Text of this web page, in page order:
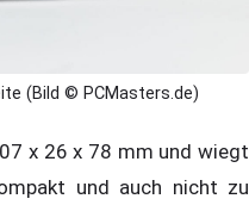
(Bild © PCMasters.de)
x 26 x 78 mm und wiegt
und auch nicht zu